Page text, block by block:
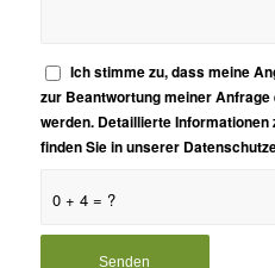
Ich stimme zu, dass meine
zur Beantwortung meiner
werden. Detaillierte
finden Sie in unserer
0 + 4 = ?